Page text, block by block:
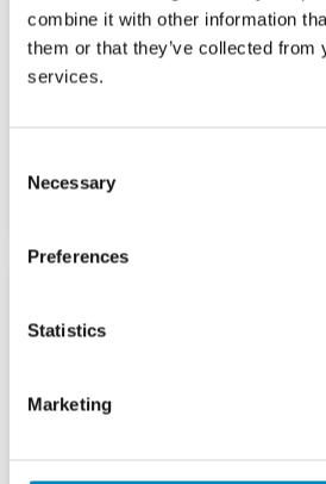
combine it with other information
them or that they’ve collected from
services.
Selection
Necessary
Preferences
Statistics
Marketing